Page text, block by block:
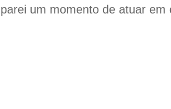
parei um momento de atuar em